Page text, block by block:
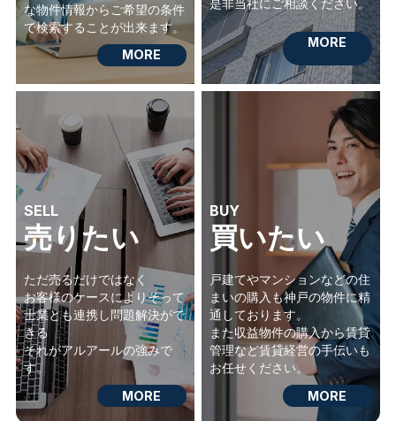
な物件情報からご希望の条件
で検索することが出来ます。
MORE
是非当社にご相談ください。
MORE
SELL
売りたい
ただ売るだけではなく
お客様のケースによりそって
士業とも連携し問題解決がで
きる
それがアルアールの強みで
す。
MORE
BUY
買いたい
戸建てやマンションなどの住
まいの購入も神戸の物件に精
通しております。
また収益物件の購入から賃貸
管理など賃貸経営の手伝いも
お任せください。
MORE